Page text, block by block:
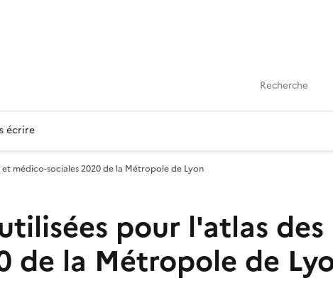
écrire
médico-sociales 2020 de la Métropole de Lyon
pour l'atlas
de la Métropole de